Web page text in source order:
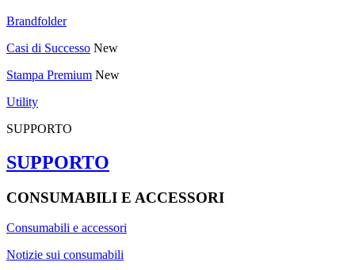
Brandfolder
Casi di Successo New
Stampa Premium New
Utility
SUPPORTO
SUPPORTO
CONSUMABILI E ACCESSORI
Consumabili e accessori
Notizie sui consumabili